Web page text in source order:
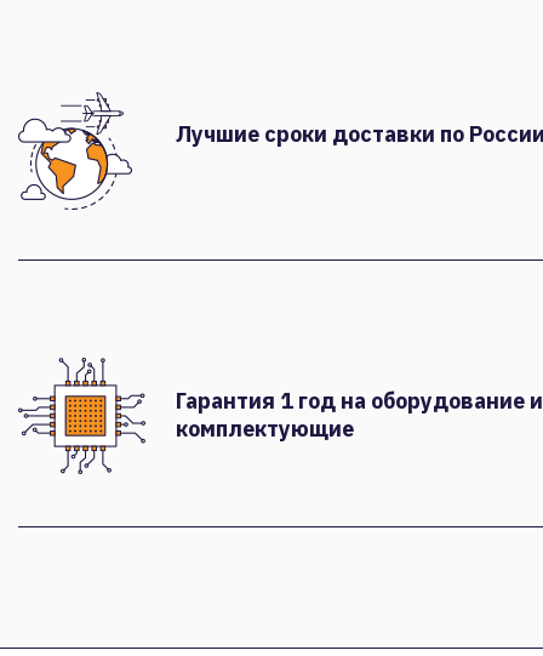
Лучшие сроки доставки по
Гарантия 1 год на оборудование и
комплектующие